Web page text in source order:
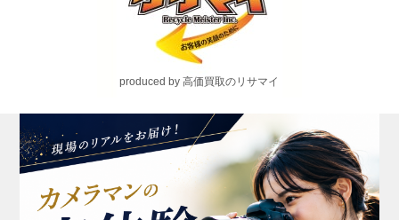
produced by 高価買取のリサマイ